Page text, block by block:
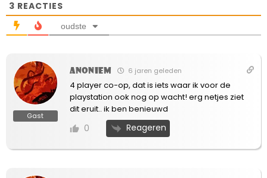
3 REACTIES
oudste
Gast
Anoniem 6 jaren geleden
4 player co-op, dat is iets waar ik voor de
playstation ook nog op wacht! erg netjes ziet
dit eruit.. ik ben benieuwd
0 Reageren